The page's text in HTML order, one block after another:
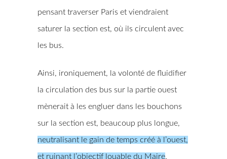
pensant traverser Paris et viendraient
saturer la section est, où ils circulent avec
les bus.
Ainsi, ironiquement, la volonté de fluidifier
la circulation des bus sur la partie ouest
mènerait à les engluer dans les bouchons
sur la section est, beaucoup plus longue,
neutralisant le gain de temps créé à l’ouest,
et ruinant l’objectif louable du Maire.